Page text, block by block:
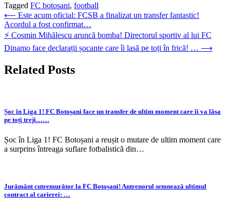
Tagged FC botosani, football
Post
navigation
⟵ Este acum oficial: FCSB a finalizat un transfer fantastic!
Acordul a fost confirmat…
⚡ Cosmin Mihălescu aruncă bomba! Directorul sportiv al lui FC
Dinamo face declarații șocante care îi lasă pe toți în frică! … ⟶
Related Posts
Șoc în Liga 1! FC Botoșani face un transfer de ultim moment care îi va lăsa
pe toți treji……
Șoc în Liga 1! FC Botoșani a reușit o mutare de ultim moment care
a surprins întreaga suflare fotbalistică din…
Jurământ cutremurător la FC Botoșani! Antrenorul semnează ultimul
contract al carierei: …